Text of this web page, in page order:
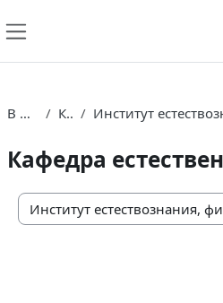
В начало Курсы
Кафедра
Категории курсов